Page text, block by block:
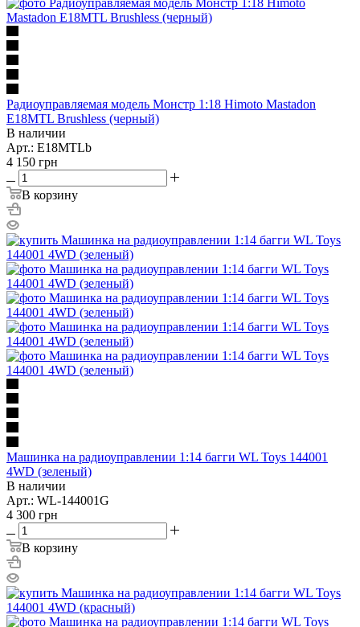
Радиоуправляемая модель Монстр 1:18 Himoto Mastadon
E18MTL Brushless (черный)
В наличии
Арт.: E18MTLb
4 150 грн
В корзину
Машинка на радиоуправлении 1:14 багги WL Toys 144001
4WD (зеленый)
В наличии
Арт.: WL-144001G
4 300 грн
В корзину